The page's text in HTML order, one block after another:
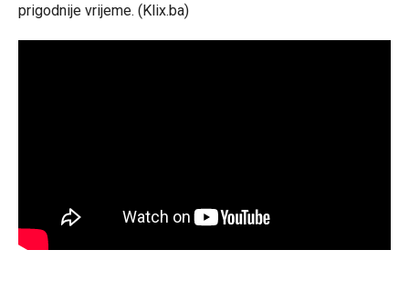
prigodnije vrijeme. (Klix.ba)